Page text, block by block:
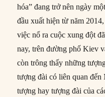
hóa” đang trở nên ngày
đầu xuất hiện từ năm
việc nổ ra cuộc xung đột
nay, trên đường phố Kiev
còn trông thấy những
tượng đài có liên quan
tượng hay tượng đài của